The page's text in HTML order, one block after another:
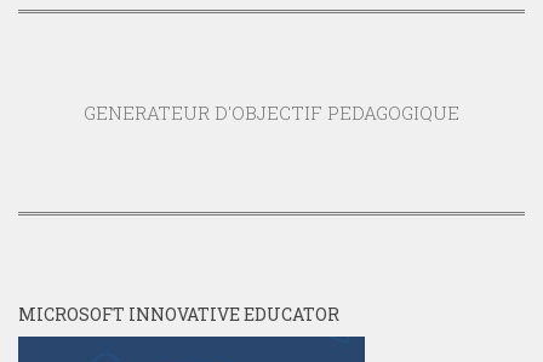
GENERATEUR D'OBJECTIF PEDAGOGIQUE
MICROSOFT INNOVATIVE EDUCATOR